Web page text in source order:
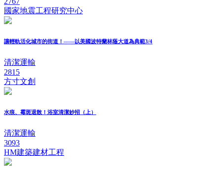
國家地震工程研究中心
讓輕軌活化城市的街道！——以美國波特蘭林蔭大道為典範3/4
清潔運輸
2815
方寸文創
水痕、霉斑退散！浴室清潔妙招（上）
清潔運輸
3093
HM建築建材工程